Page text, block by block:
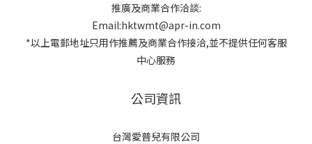
推廣及商業合作洽談:
Email:hktwmt@apr-in.com
*以上電郵地址只用作推薦及商業合作接洽,並不提供任何客服
中心服務
公司資訊
台灣愛普兒有限公司